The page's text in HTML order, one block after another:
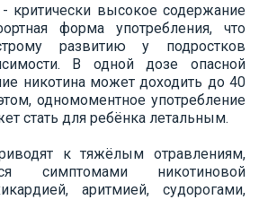
- критически высокое содержание
форма употребления, что
развитию у подростков
В одной дозе опасной
никотина может доходить до 40
одномоментное употребление
стать для ребёнка летальным.
к тяжёлым отравлениям,
симптомами никотиновой
аритмией, судорогами,